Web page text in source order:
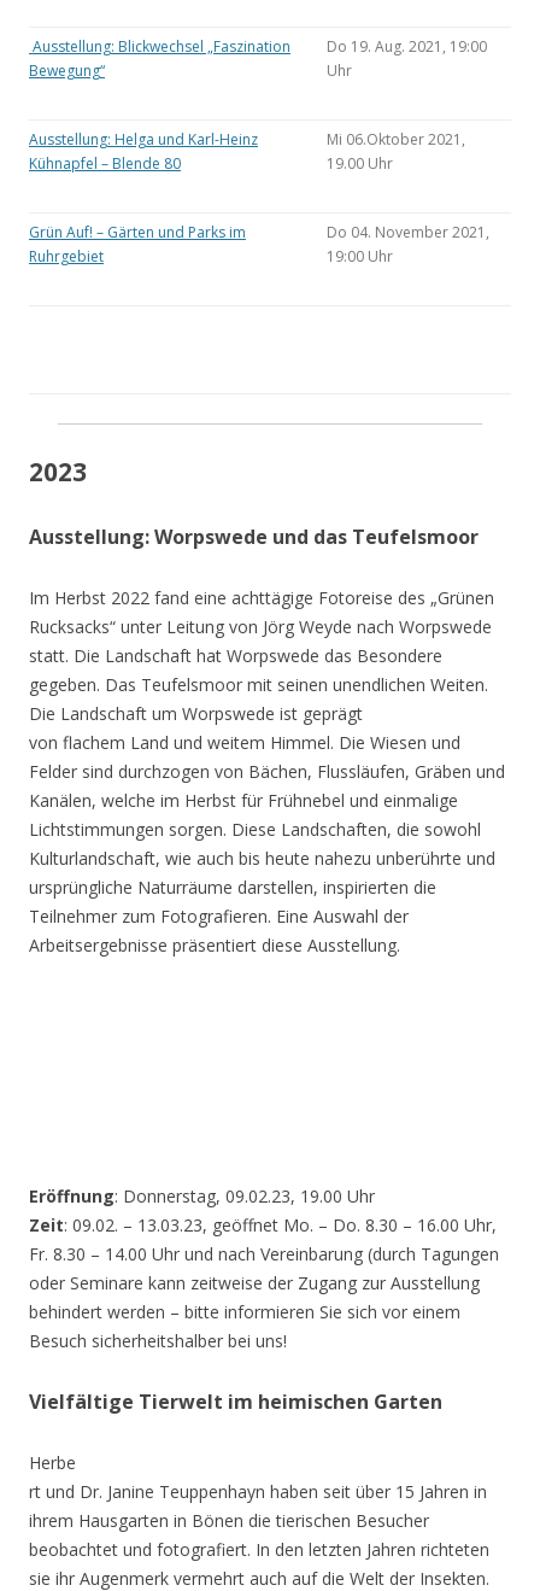
Ausstellung: Blickwechsel „Faszination
Bewegung“
Do 19. Aug. 2021, 19:00
Uhr
Ausstellung: Helga und Karl-Heinz
Kühnapfel – Blende 80
Mi 06.Oktober 2021,
19.00 Uhr
Grün Auf! – Gärten und Parks im
Ruhrgebiet
Do 04. November 2021,
19:00 Uhr
2023
Ausstellung: Worpswede und das Teufelsmoor
Im Herbst 2022 fand eine achttägige Fotoreise des „Grünen
Rucksacks“ unter Leitung von Jörg Weyde nach Worpswede
statt. Die Landschaft hat Worpswede das Besondere
gegeben. Das Teufelsmoor mit seinen unendlichen Weiten.
Die Landschaft um Worpswede ist geprägt
von flachem Land und weitem Himmel. Die Wiesen und
Felder sind durchzogen von Bächen, Flussläufen, Gräben und
Kanälen, welche im Herbst für Frühnebel und einmalige
Lichtstimmungen sorgen. Diese Landschaften, die sowohl
Kulturlandschaft, wie auch bis heute nahezu unberührte und
ursprüngliche Naturräume darstellen, inspirierten die
Teilnehmer zum Fotografieren. Eine Auswahl der
Arbeitsergebnisse präsentiert diese Ausstellung.
Eröffnung: Donnerstag, 09.02.23, 19.00 Uhr
Zeit: 09.02. – 13.03.23, geöffnet Mo. – Do. 8.30 – 16.00 Uhr,
Fr. 8.30 – 14.00 Uhr und nach Vereinbarung (durch Tagungen
oder Seminare kann zeitweise der Zugang zur Ausstellung
behindert werden – bitte informieren Sie sich vor einem
Besuch sicherheitshalber bei uns!
Vielfältige Tierwelt im heimischen Garten
Herbe
rt und Dr. Janine Teuppenhayn haben seit über 15 Jahren in
ihrem Hausgarten in Bönen die tierischen Besucher
beobachtet und fotografiert. In den letzten Jahren richteten
sie ihr Augenmerk vermehrt auch auf die Welt der Insekten.